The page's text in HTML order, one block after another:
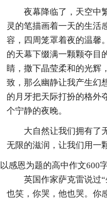
夜幕降临了，天空中
灵的笔描画着一天的生活
容，四周笼罩着夜的温馨
的天幕下缀满一颗颗夺目
睛，撒下晶莹柔和的光辉
致，那么幽静让我产生幻
的月牙把天际打扮的格外
个宁静的夜晚。
大自然让我们拥有了
无限的滋润，让我们用一
以感恩为题的高中作文600
英国作家萨克雷说过
也笑，你哭，他也哭。你